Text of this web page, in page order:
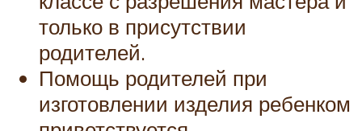
только в присутствии
родителей.
Помощь родителей при
изготовлении изделия ребенком